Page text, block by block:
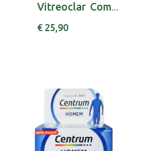
Vitreoclar Comp X30 comps
€ 25,90